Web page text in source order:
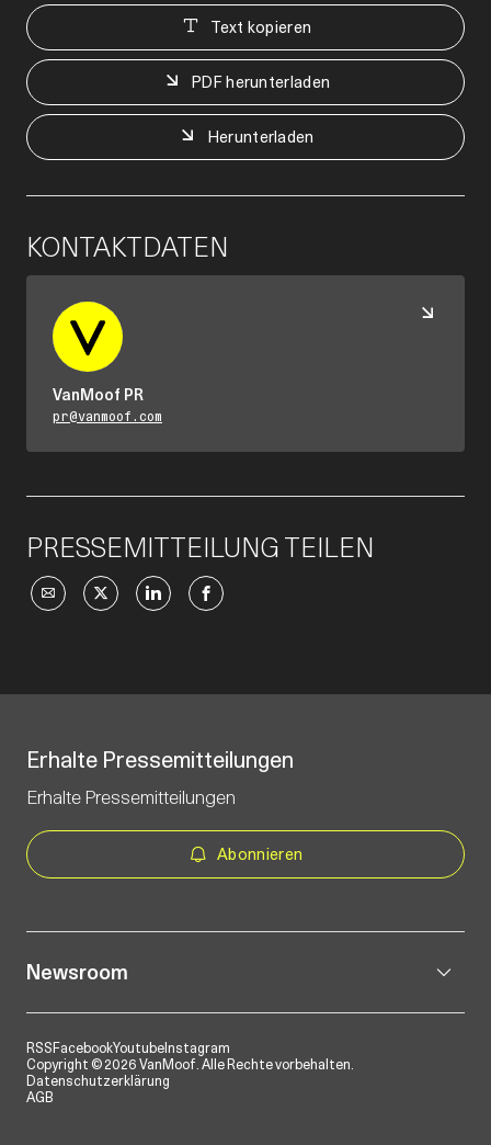
Text kopieren
PDF herunterladen
Herunterladen
KONTAKTDATEN
VanMoof PR
pr@vanmoof.com
PRESSEMITTEILUNG TEILEN
Erhalte Pressemitteilungen
Erhalte Pressemitteilungen
Abonnieren
Newsroom
RSSFacebookYoutubeInstagram
Copyright © 2026 VanMoof. Alle Rechte vorbehalten.
Datenschutzerklärung
AGB